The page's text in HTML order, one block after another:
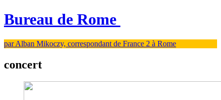
Bureau de Rome
par Alban Mikoczy, correspondant de France 2 à Rome
concert